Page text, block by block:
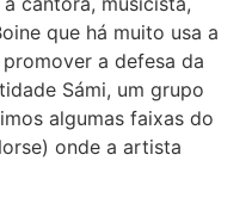
que há muito usa a
a defesa da
Sámi, um grupo
algumas faixas do
onde a artista